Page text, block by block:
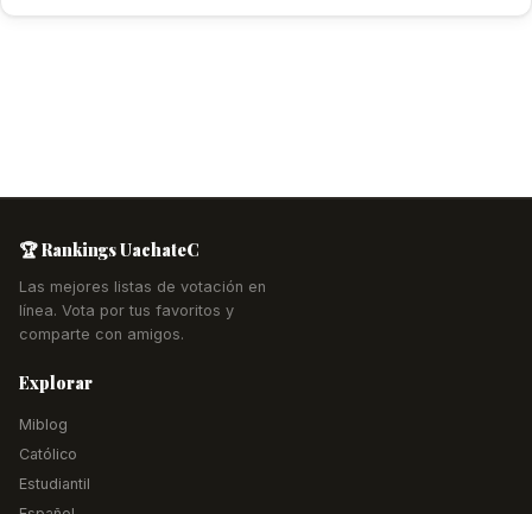
🏆 Rankings UachateC
Las mejores listas de votación en
línea. Vota por tus favoritos y
comparte con amigos.
Explorar
Miblog
Católico
Estudiantil